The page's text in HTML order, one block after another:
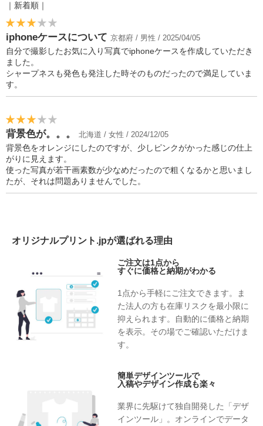
｜新着順｜
iphoneケースについて 京都府 / 男性 / 2025/04/05
自分で撮影したお気に入り写真でiphoneケースを作成していただき
ました。
シャープネスも発色も発注した時そのものだったので満足していま
す。
背景色が。。。 北海道 / 女性 / 2024/12/05
背景色をオレンジにしたのですが、少しピンクがかった感じの仕上
がりに見えます。
使った写真が若干画素数が少なめだったので粗くなるかと思いまし
たが、それは問題ありませんでした。
オリジナルプリント.jpが選ばれる理由
ご注文は1点から
すぐに価格と納期がわかる
1点から手軽にご注文できます。ま
た法人の方も在庫リスクを最小限に
抑えられます。自動的に価格と納期
を表示。その場でご確認いただけま
す。
簡単デザインツールで
入稿やデザイン作成も楽々
業界に先駆けて独自開発した「デザ
インツール」。オンラインでデータ